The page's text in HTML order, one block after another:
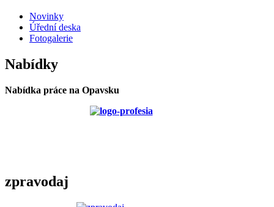
Novinky
Úřední deska
Fotogalerie
Nabídky
Nabídka práce na Opavsku
zpravodaj